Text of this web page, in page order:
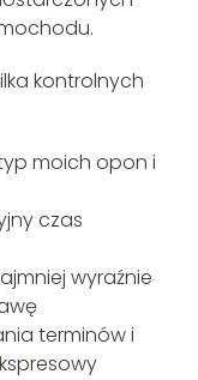
kontrolnych
moich opon i
czas
wyraźnie
terminów i